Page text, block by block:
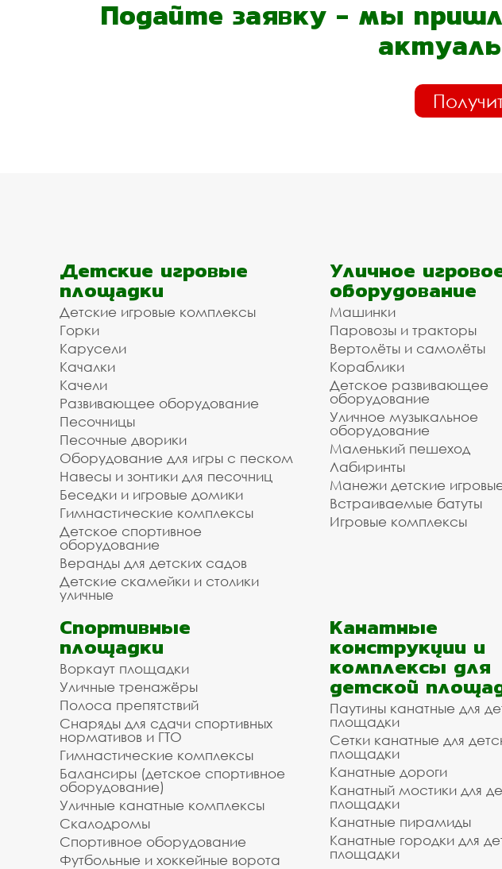
Подайте заявку - мы
Детские игровые
площадки
Детские игровые комплексы
Горки
Карусели
Качалки
Качели
Развивающее оборудование
Песочницы
Песочные дворики
Оборудование для игры с песком
Навесы и зонтики для песочниц
Беседки и игровые домики
Гимнастические комплексы
Детское спортивное
оборудование
Веранды для детских садов
Детские скамейки и столики
уличные
Уличное
оборудование
Машинки
Паровозы и тракторы
Вертолёты и самолёты
Кораблики
Детское развивающее
оборудование
Уличное музыкальное
оборудование
Маленький пешеход
Лабиринты
Манежи детские
Встраиваемые батуты
Игровые комплексы
Спортивные
площадки
Воркаут площадки
Уличные тренажёры
Полоса препятствий
Снаряды для сдачи спортивных
нормативов и ГТО
Гимнастические комплексы
Балансиры (детское спортивное
оборудование)
Уличные канатные комплексы
Скалодромы
Спортивное оборудование
Футбольные и хоккейные ворота
Канатные
конструкции и
комплексы для
детской
Паутины канатные для
площадки
Сетки канатные для
площадки
Канатные дороги
Канатный мостики для
площадки
Канатные пирамиды
Канатные городки для
площадки